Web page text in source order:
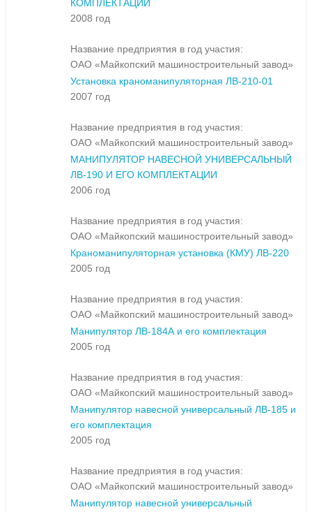
КОМПЛЕКТАЦИИ
2008 год
Название предприятия в год участия:
ОАО «Майкопский машиностроительный завод»
Установка краноманипуляторная ЛВ-210-01
2007 год
Название предприятия в год участия:
ОАО «Майкопский машиностроительный завод»
МАНИПУЛЯТОР НАВЕСНОЙ УНИВЕРСАЛЬНЫЙ
ЛВ-190 И ЕГО КОМПЛЕКТАЦИИ
2006 год
Название предприятия в год участия:
ОАО «Майкопский машиностроительный завод»
Краноманипуляторная установка (КМУ) ЛВ-220
2005 год
Название предприятия в год участия:
ОАО «Майкопский машиностроительный завод»
Манипулятор ЛВ-184А и его комплектация
2005 год
Название предприятия в год участия:
ОАО «Майкопский машиностроительный завод»
Манипулятор навесной универсальный ЛВ-185 и
его комплектация
2005 год
Название предприятия в год участия:
ОАО «Майкопский машиностроительный завод»
Манипулятор навесной универсальный